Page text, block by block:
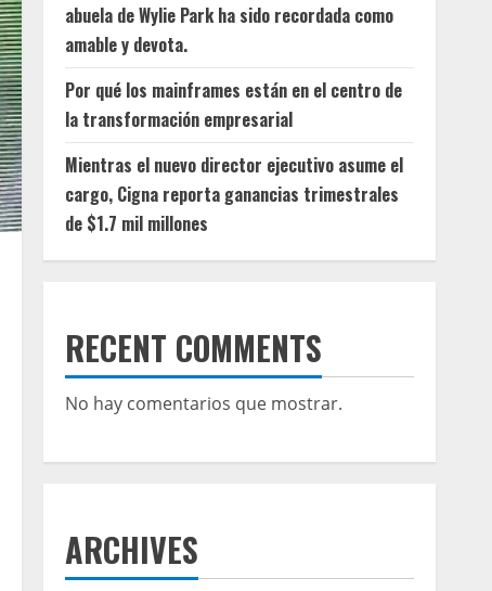
abuela de Wylie Park ha sido recordada como
amable y devota.
Por qué los mainframes están en el centro de
la transformación empresarial
Mientras el nuevo director ejecutivo asume el
cargo, Cigna reporta ganancias trimestrales
de $1.7 mil millones
RECENT COMMENTS
No hay comentarios que mostrar.
ARCHIVES